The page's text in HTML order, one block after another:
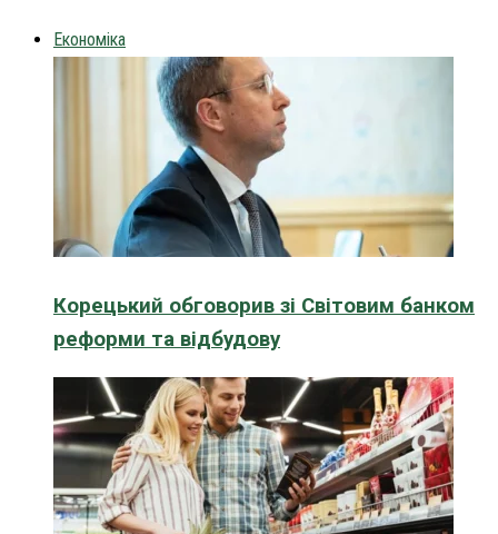
Економіка
Корецький обговорив зі Світовим банком
реформи та відбудову